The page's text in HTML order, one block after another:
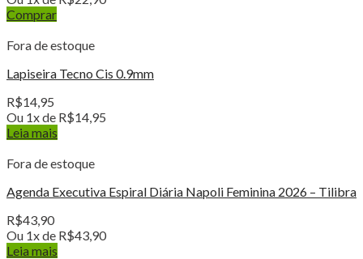
Comprar
Fora de estoque
Lapiseira Tecno Cis 0.9mm
R$14,95
Ou 1x de R$14,95
Leia mais
Fora de estoque
Agenda Executiva Espiral Diária Napoli Feminina 2026 – Tilibra
R$43,90
Ou 1x de R$43,90
Leia mais